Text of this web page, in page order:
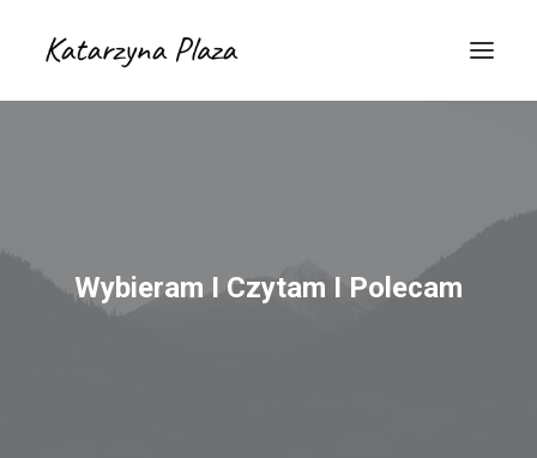
Wybieram I Czytam I Polecam